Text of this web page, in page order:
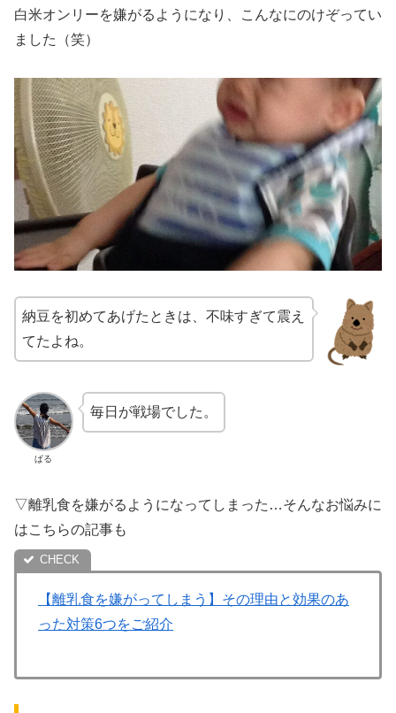
白米オンリーを嫌がるようになり、こんなにのけぞってい
ました（笑）
納豆を初めてあげたときは、不味すぎて震え
てたよね。
ぱる
毎日が戦場でした。
▽離乳食を嫌がるようになってしまった…そんなお悩みに
はこちらの記事も
【離乳食を嫌がってしまう】その理由と効果のあ
った対策6つをご紹介